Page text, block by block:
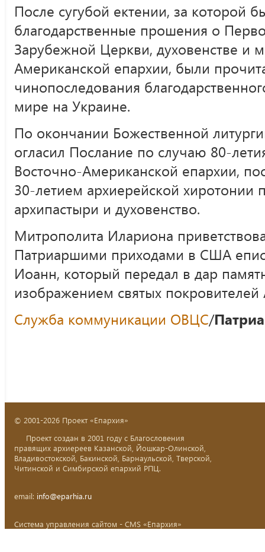
После сугубой ектении, за которой
благодарственные прошения о
Зарубежной Церкви, духовенстве и
Американской епархии, были
чинопоследования
мире на Украине.
По окончании Божественной
огласил Послание по случаю 80-
Восточно-Американской епархии,
30-летием архиерейской хиротонии
архипастыри и духовенство.
Митрополита Илариона
Патриаршими приходами в США
Иоанн, который передал в дар
изображением святых
Служба коммуникации ОВЦС/
© 2001-2026 Проект «Епархия»
Проект создан в 2001 году с Благословения
правящих архиереев Казанской, Йошкар-Олинской,
Владивостокской, Бакинской, Барнаульской, Тверской,
Читинской и Симбирской епархий РПЦ.
email: info@eparhia.ru
Система управления сайтом - CMS «Епархия»